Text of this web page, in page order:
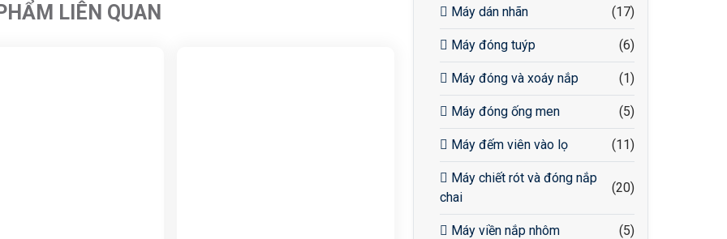
LIÊN QUAN Máy dán nhãn (17)
Máy đóng tuýp (6)
Máy đóng và xoáy nắp (1)
Máy đóng ống men (5)
Máy đếm viên vào lọ (11)
Máy chiết rót và đóng nắp
chai
(20)
Máy viền nắp nhôm (5)